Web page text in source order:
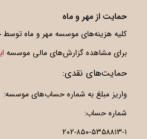
حمایت از مهر و ماه
کلیه هزینه‌های موسسه مهر و ماه
برای مشاهده گزارش‌های مالی موسسه
حمایت‌های نقدی:
واریز مبلغ به شماره حساب‌های موسسه:
شماره حساب:
۲۰۲-۸۵۰-۵۳۵۸۸۱۳-۱